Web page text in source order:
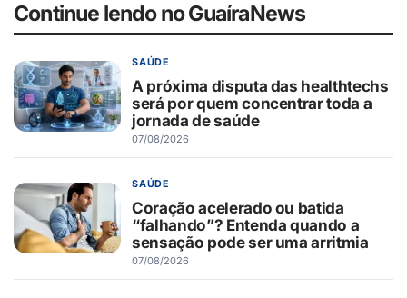
Continue lendo no GuaíraNews
SAÚDE
A próxima disputa das healthtechs
será por quem concentrar toda a
jornada de saúde
07/08/2026
SAÚDE
Coração acelerado ou batida
“falhando”? Entenda quando a
sensação pode ser uma arritmia
07/08/2026